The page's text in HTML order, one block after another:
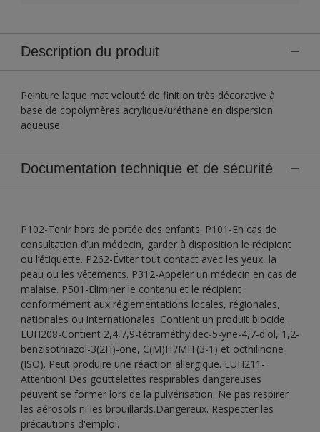
Description du produit
Peinture laque mat velouté de finition très décorative à
base de copolymères acrylique/uréthane en dispersion
aqueuse
Documentation technique et de sécurité
P102-Tenir hors de portée des enfants. P101-En cas de
consultation d’un médecin, garder à disposition le récipient
ou l’étiquette. P262-Éviter tout contact avec les yeux, la
peau ou les vêtements. P312-Appeler un médecin en cas de
malaise. P501-Eliminer le contenu et le récipient
conformément aux réglementations locales, régionales,
nationales ou internationales. Contient un produit biocide.
EUH208-Contient 2,4,7,9-tétraméthyldec-5-yne-4,7-diol, 1,2-
benzisothiazol-3(2H)-one, C(M)IT/MIT(3-1) et octhilinone
(ISO). Peut produire une réaction allergique. EUH211-
Attention! Des gouttelettes respirables dangereuses
peuvent se former lors de la pulvérisation. Ne pas respirer
les aérosols ni les brouillards.Dangereux. Respecter les
précautions d'emploi.